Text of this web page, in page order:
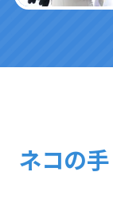
ネコの手